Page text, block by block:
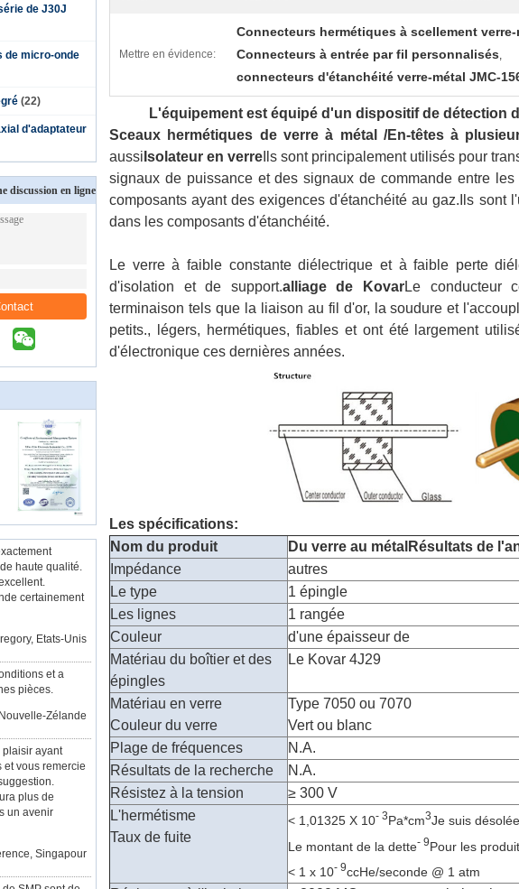
de J30J
de micro-onde
(22)
d'adaptateur
discussion en ligne
haute qualité.
certainement
Etats-Unis
et a
pièces.
Zélande
plaisir ayant
et vous remercie
plus de
un avenir
Singapour
Mettre en évidence:
Connecteurs hermétiques à scellement verre-
Connecteurs à entrée par fil personnalisés,
connecteurs d'étanchéité verre-métal JMC-
L'équipement est équipé d'un dispositif de détection
Sceaux hermétiques de verre à métal
/En-têtes à
aussi Isolateur en verre Ils sont principalement utilisés pour
signaux de puissance et des signaux de commande entre
composants ayant des exigences d'étanchéité au gaz.Ils sont
dans les composants d'étanchéité.
Le verre à faible constante diélectrique et à faible perte
d'isolation et de support.alliage de KovarLe conducteur
terminaison tels que la liaison au fil d'or, la soudure et
petits., légers, hermétiques, fiables et ont été largement
d'électronique ces dernières années.
Les spécifications:
Nom du produit
Du verre au métal Résultats de
Impédance
autres
Le type
1 épingle
Les lignes
1 rangée
Couleur
d'une épaisseur de
Matériau du boîtier et des
épingles
Le Kovar 4J29
Matériau en verre
Couleur du verre
Type 7050 ou 7070
Vert ou blanc
Plage de fréquences
N.A.
Résultats de la recherche
N.A.
Résistez à la tension
≥ 300 V
L'hermétisme
Taux de fuite
< 1,01325 X 10- 3Pa*cm3Je suis désolée.
Le montant de la dette- 9Pour les
< 1 x 10- 9ccHe/seconde @ 1 atm